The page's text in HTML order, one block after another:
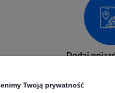
Dodaj
komputerze. Wpisz nazwę
Twoją prywatność